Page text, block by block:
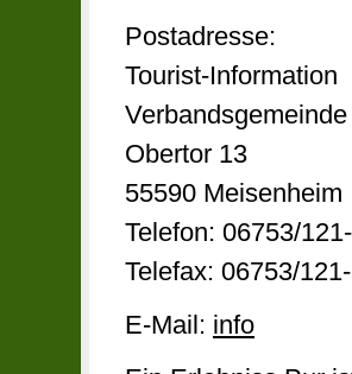
Postadresse:
Tourist-Information
Obertor 13
55590 Meisenheim
Telefon: 06753/
Telefax: 06753/
E-Mail: info